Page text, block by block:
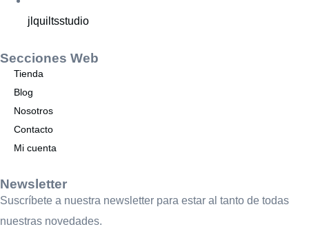
jlquiltsstudio
Secciones Web
Tienda
Blog
Nosotros
Contacto
Mi cuenta
Newsletter
Suscríbete a nuestra newsletter para estar al tanto de todas
nuestras novedades.